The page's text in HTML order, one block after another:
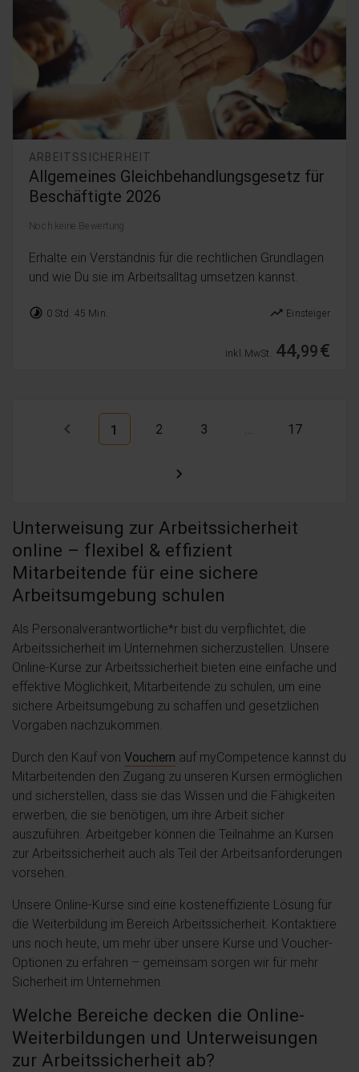
ARBEITSSICHERHEIT
Allgemeines Gleichbehandlungsgesetz für
Beschäftigte 2026
Noch keine Bewertung
Erhalte ein Verständnis für die rechtlichen Grundlagen
und wie Du sie im Arbeitsalltag umsetzen kannst.
timelapse 0 Std. 45 Min. trending_up Einsteiger
inkl. MwSt. 44,99€
1 2 3 ... 17
Unterweisung zur Arbeitssicherheit
online – flexibel & effizient
Mitarbeitende für eine sichere
Arbeitsumgebung schulen
Als Personalverantwortliche*r bist du verpflichtet, die
Arbeitssicherheit im Unternehmen sicherzustellen. Unsere
Online-Kurse zur Arbeitssicherheit bieten eine einfache und
effektive Möglichkeit, Mitarbeitende zu schulen, um eine
sichere Arbeitsumgebung zu schaffen und gesetzlichen
Vorgaben nachzukommen.
Durch den Kauf von Vouchern auf myCompetence kannst du
Mitarbeitenden den Zugang zu unseren Kursen ermöglichen
und sicherstellen, dass sie das Wissen und die Fähigkeiten
erwerben, die sie benötigen, um ihre Arbeit sicher
auszuführen. Arbeitgeber können die Teilnahme an Kursen
zur Arbeitssicherheit auch als Teil der Arbeitsanforderungen
vorsehen.
Unsere Online-Kurse sind eine kosteneffiziente Lösung für
die Weiterbildung im Bereich Arbeitssicherheit. Kontaktiere
uns noch heute, um mehr über unsere Kurse und Voucher-
Optionen zu erfahren – gemeinsam sorgen wir für mehr
Sicherheit im Unternehmen.
Welche Bereiche decken die Online-
Weiterbildungen und Unterweisungen
zur Arbeitssicherheit ab?